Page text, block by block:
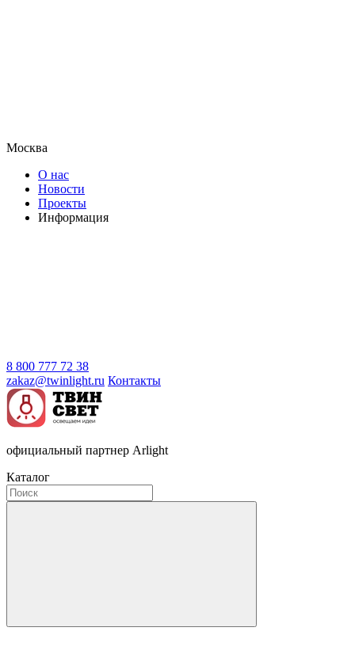
Москва
О нас
Новости
Проекты
Информация
8 800 777 72 38
zakaz@twinlight.ru Контакты
официальный партнер Arlight
Каталог